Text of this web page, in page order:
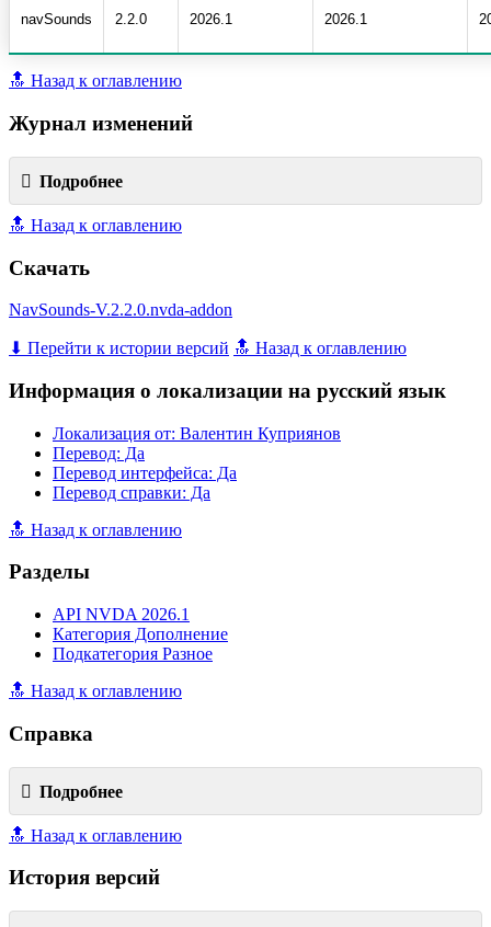
navSounds 2.2.0 2026.1 2026.1
🔝 Назад к оглавлению
Журнал изменений
Подробнее
🔝 Назад к оглавлению
Скачать
NavSounds-V.2.2.0.nvda-addon
⬇ Перейти к истории версий 🔝 Назад к оглавлению
Информация о локализации на русский язык
Локализация от: Валентин Куприянов
Перевод: Да
Перевод интерфейса: Да
Перевод справки: Да
🔝 Назад к оглавлению
Разделы
API NVDA 2026.1
Категория Дополнение
Подкатегория Разное
🔝 Назад к оглавлению
Справка
Подробнее
🔝 Назад к оглавлению
История версий